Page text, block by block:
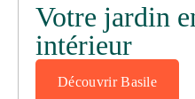
Votre jardin
intérieur
Découvrir Basile